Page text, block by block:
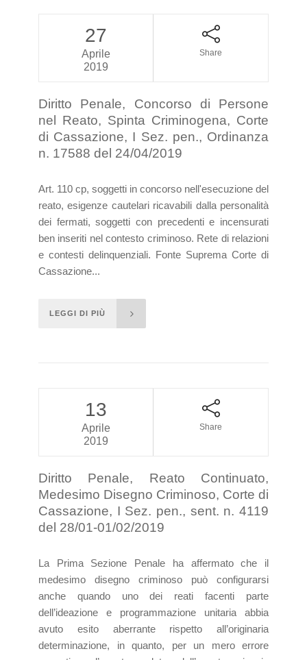
27
Aprile
2019
Share
Diritto Penale, Concorso di Persone
nel Reato, Spinta Criminogena, Corte
di Cassazione, I Sez. pen., Ordinanza
n. 17588 del 24/04/2019
Art. 110 cp, soggetti in concorso nell'esecuzione del
reato, esigenze cautelari ricavabili dalla personalità
dei fermati, soggetti con precedenti e incensurati
ben inseriti nel contesto criminoso. Rete di relazioni
e contesti delinquenziali. Fonte Suprema Corte di
Cassazione...
LEGGI DI PIÙ
13
Aprile
2019
Share
Diritto Penale, Reato Continuato,
Medesimo Disegno Criminoso, Corte di
Cassazione, I Sez. pen., sent. n. 4119
del 28/01-01/02/2019
La Prima Sezione Penale ha affermato che il
medesimo disegno criminoso può configurarsi
anche quando uno dei reati facenti parte
dell’ideazione e programmazione unitaria abbia
avuto esito aberrante rispetto all’originaria
determinazione, in quanto, per un mero errore